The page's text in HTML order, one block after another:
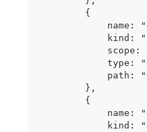
        {
name:
kind:
scope:
type:
path:
        },
        {
name:
kind: